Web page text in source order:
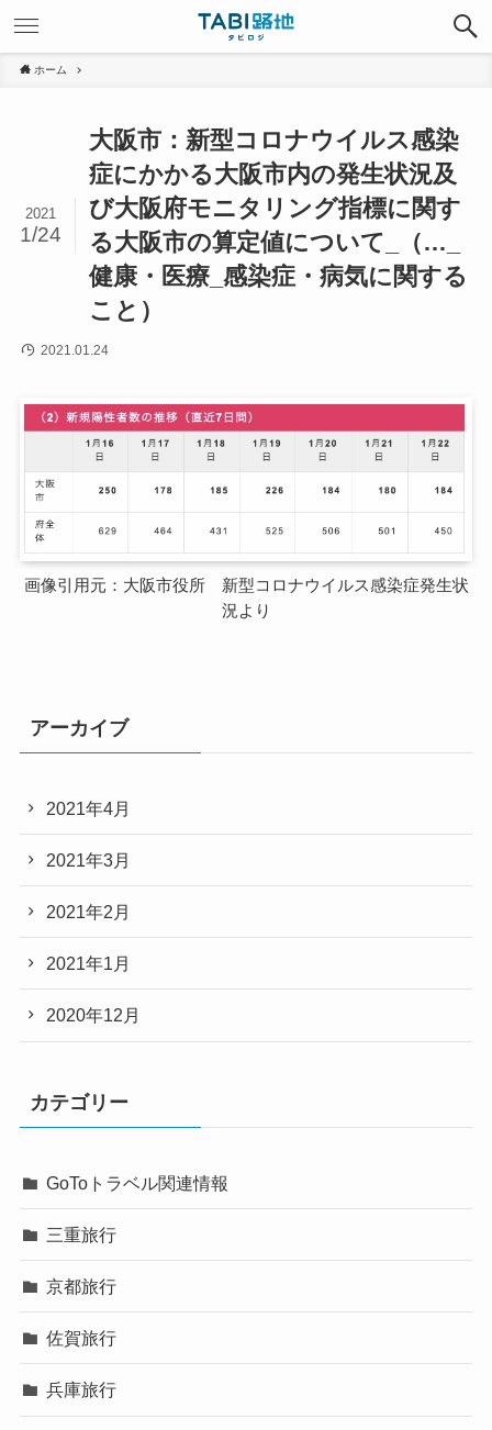
ホーム
大阪市：新型コロナウイルス感染
症にかかる大阪市内の発生状況及
び大阪府モニタリング指標に関す
る大阪市の算定値について_（…_
健康・医療_感染症・病気に関する
こと）
2021
1/24
2021.01.24
画像引用元：大阪市役所 新型コロナウイルス感染症発生状
況より
アーカイブ
2021年4月
2021年3月
2021年2月
2021年1月
2020年12月
カテゴリー
GoToトラベル関連情報
三重旅行
京都旅行
佐賀旅行
兵庫旅行